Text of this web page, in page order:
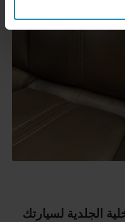
الجلدية لسيارتك